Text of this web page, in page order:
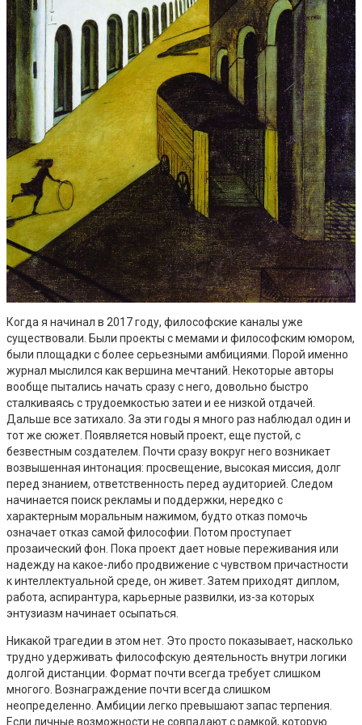
Когда я начинал в 2017 году, философские каналы уже
существовали. Были проекты с мемами и философским юмором,
были площадки с более серьезными амбициями. Порой именно
журнал мыслился как вершина мечтаний. Некоторые авторы
вообще пытались начать сразу с него, довольно быстро
сталкиваясь с трудоемкостью затеи и ее низкой отдачей.
Дальше все затихало. За эти годы я много раз наблюдал один и
тот же сюжет. Появляется новый проект, еще пустой, с
безвестным создателем. Почти сразу вокруг него возникает
возвышенная интонация: просвещение, высокая миссия, долг
перед знанием, ответственность перед аудиторией. Следом
начинается поиск рекламы и поддержки, нередко с
характерным моральным нажимом, будто отказ помочь
означает отказ самой философии. Потом проступает
прозаический фон. Пока проект дает новые переживания или
надежду на какое-либо продвижение с чувством причастности
к интеллектуальной среде, он живет. Затем приходят диплом,
работа, аспирантура, карьерные развилки, из-за которых
энтузиазм начинает осыпаться.
Никакой трагедии в этом нет. Это просто показывает, насколько
трудно удерживать философскую деятельность внутри логики
долгой дистанции. Формат почти всегда требует слишком
многого. Вознаграждение почти всегда слишком
неопределенно. Амбиции легко превышают запас терпения.
Если личные возможности не совпадают с рамкой, которую